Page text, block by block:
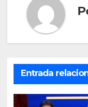
Entrada